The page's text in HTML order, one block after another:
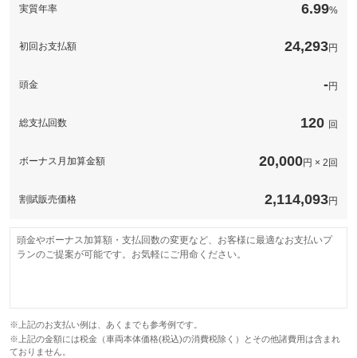
このパックの見積もり依頼（無料）
実質年率 6.99%
初回お支払額 24,293円
頭金 -円
総支払回数 120 回
ボーナス月加算金額 20,000円 × 2回
割賦販売価格 2,114,093円
頭金やボーナス加算額・支払回数の変更など、お客様に最適なお支払いプ
ランのご提案が可能です。お気軽にご用命ください。
※上記のお支払い例は、あくまでも参考例です。
※上記の金額には税金（車両本体価格(税込)の消費税除く）とその他諸費用は含まれ
ておりません。